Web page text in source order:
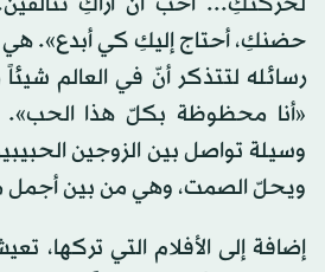
حضنكِ، أحتاج إليكِ كي أبدع». هي
رسائله لتتذكر أنّ في العالم
«أنا محظوظة بكلّ هذا الحب».
وسيلة تواصل بين الزوجين
ويحلّ الصمت، وهي من بين أجمل
إضافة إلى الأفلام التي تركها،